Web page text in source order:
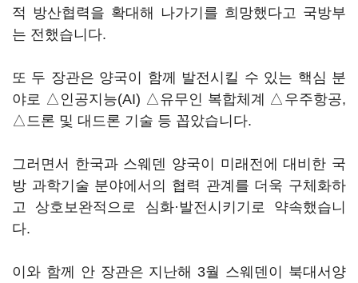
적 방산협력을 확대해 나가기를 희망했다고 국방부
는 전했습니다.
또 두 장관은 양국이 함께 발전시킬 수 있는 핵심 분
야로 △인공지능(AI) △유무인 복합체계 △우주항공,
△드론 및 대드론 기술 등 꼽았습니다.
그러면서 한국과 스웨덴 양국이 미래전에 대비한 국
방 과학기술 분야에서의 협력 관계를 더욱 구체화하
고 상호보완적으로 심화·발전시키기로 약속했습니
다.
이와 함께 안 장관은 지난해 3월 스웨덴이 북대서양